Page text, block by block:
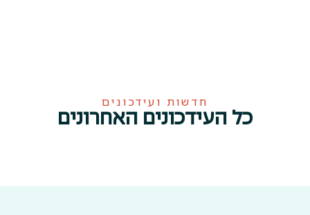
חדשות ועידכונים
כל העידכונים האחרונים